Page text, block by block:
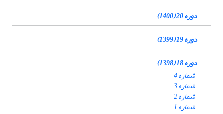
دوره 20 (1400)
دوره 19 (1399)
دوره 18 (1398)
شماره 4
شماره 3
شماره 2
شماره 1